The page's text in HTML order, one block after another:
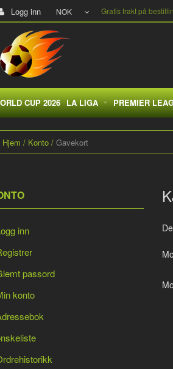
Logg inn NOK Gratis frakt på
CUP 2026 LA LIGA PREMIER
Hjem Konto Gavekort
inn
passord
konto